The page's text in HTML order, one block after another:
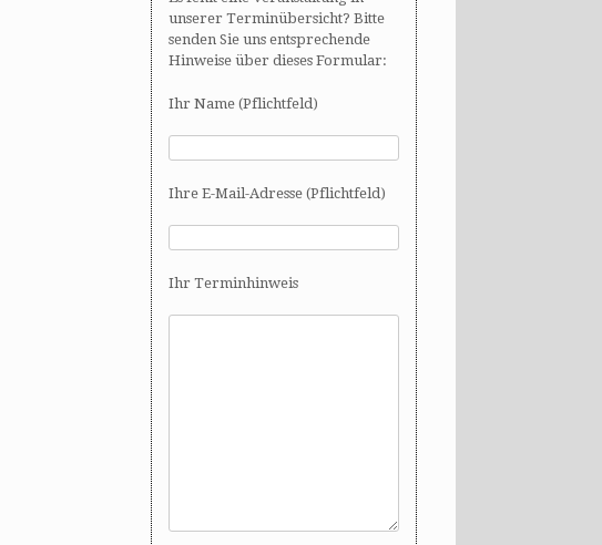
unserer Terminübersicht? Bitte
senden Sie uns entsprechende
Hinweise über dieses Formular:
Ihr Name (Pflichtfeld)
Ihre E-Mail-Adresse (Pflichtfeld)
Ihr Terminhinweis